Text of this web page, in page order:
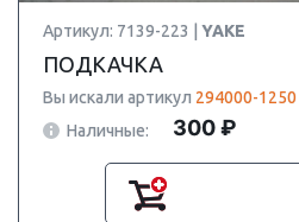
Артикул: 7139-223 | YAKE
ПОДКАЧКА
Вы искали артикул 294000-1250
Наличные:
300 ₽